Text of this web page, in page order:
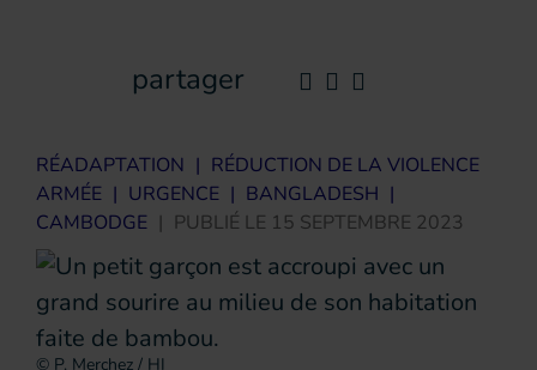
partager
RÉADAPTATION | RÉDUCTION DE LA VIOLENCE
ARMÉE | URGENCE | BANGLADESH |
CAMBODGE | PUBLIÉ LE 15 SEPTEMBRE 2023
© P. Merchez / HI